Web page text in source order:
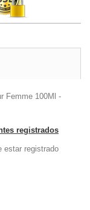
Femme 100Ml -
registrados
estar registrado